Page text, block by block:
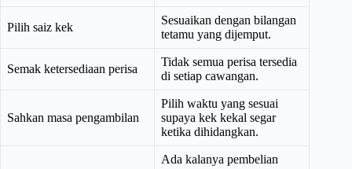
Pilih saiz kek
Sesuaikan dengan bilangan
tetamu yang dijemput.
Semak ketersediaan perisa
Tidak semua perisa tersedia
di setiap cawangan.
Sahkan masa pengambilan
Pilih waktu yang sesuai
supaya kek kekal segar
ketika dihidangkan.
Ada kalanya pembelian